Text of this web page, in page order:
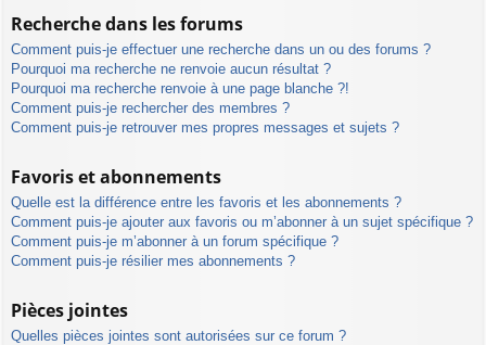
Recherche dans les forums
Comment puis-je effectuer une recherche dans un ou des forums ?
Pourquoi ma recherche ne renvoie aucun résultat ?
Pourquoi ma recherche renvoie à une page blanche ?!
Comment puis-je rechercher des membres ?
Comment puis-je retrouver mes propres messages et sujets ?
Favoris et abonnements
Quelle est la différence entre les favoris et les abonnements ?
Comment puis-je ajouter aux favoris ou m’abonner à un sujet spécifique ?
Comment puis-je m’abonner à un forum spécifique ?
Comment puis-je résilier mes abonnements ?
Pièces jointes
Quelles pièces jointes sont autorisées sur ce forum ?